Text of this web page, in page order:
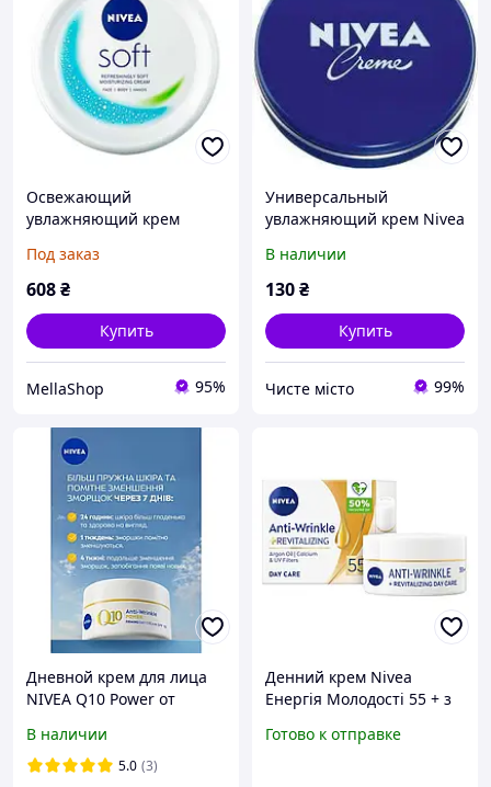
Освежающий
увлажняющий крем
тела 200 мл
Под заказ
608₴
Купить
MellaShop 95%
Универсальный
увлажняющий крем Nivea
В наличии
130₴
Купить
Чисте місто 99%
Дневной крем для лица
NIVEA Q10 Power от
В наличии
5.0 (3)
Денний крем Nivea
Енергія Молодості 55 + з
(4005900525352)
Готово к отправке